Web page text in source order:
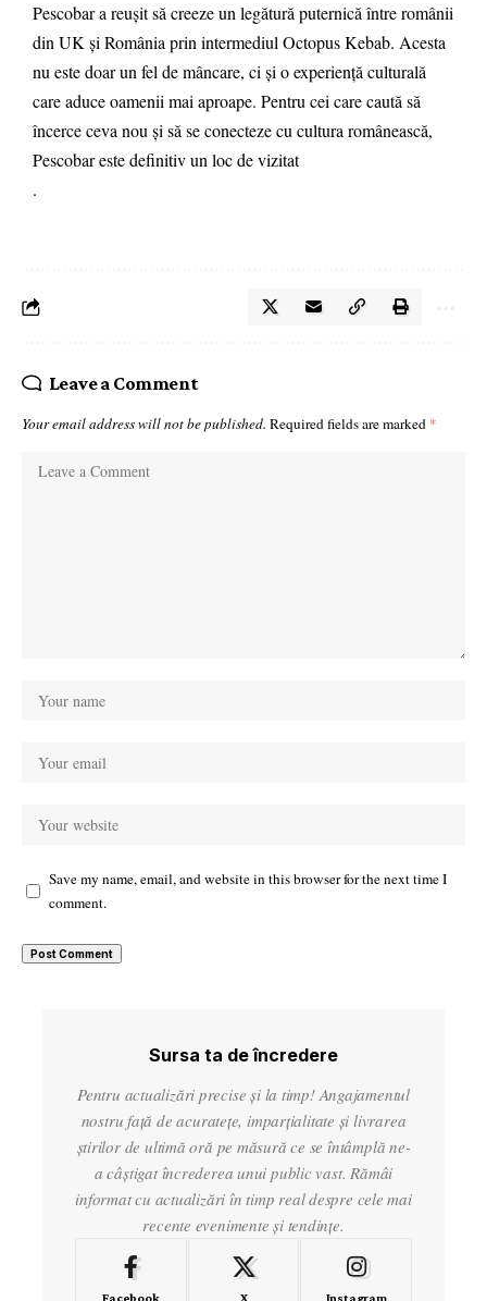
Pescobar a reușit să creeze un legătură puternică între românii
din UK și România prin intermediul Octopus Kebab. Acesta
nu este doar un fel de mâncare, ci și o experiență culturală
care aduce oamenii mai aproape. Pentru cei care caută să
încerce ceva nou și să se conecteze cu cultura românească,
Pescobar este definitiv un loc de vizitat
.
Leave a Comment
Your email address will not be published. Required fields are marked *
Save my name, email, and website in this browser for the next time I
comment.
Sursa ta de încredere
Pentru actualizări precise și la timp! Angajamentul
nostru față de acuratețe, imparțialitate și livrarea
știrilor de ultimă oră pe măsură ce se întâmplă ne-
a câștigat încrederea unui public vast. Rămâi
informat cu actualizări în timp real despre cele mai
recente evenimente și tendințe.
Facebook X Instagram